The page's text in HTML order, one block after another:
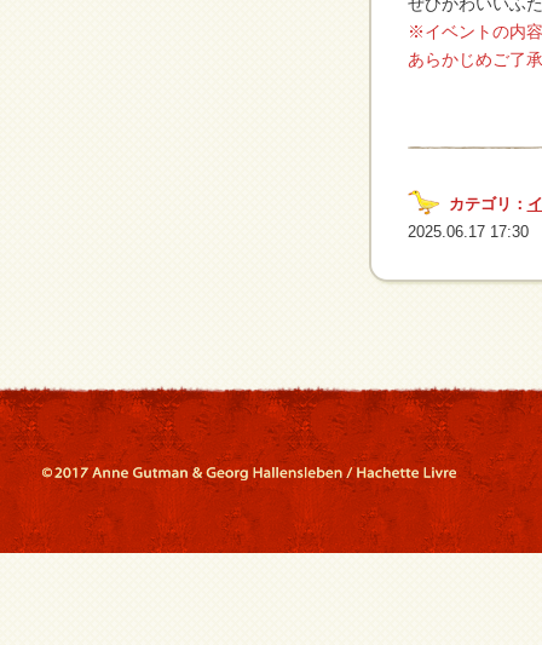
※イベントの内
あらかじめご了
カテゴリ：
2025.06.17 17:30